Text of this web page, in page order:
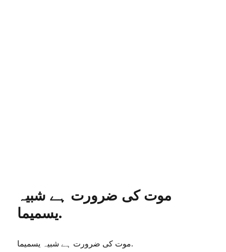
موت کی ضرورت ہے شبیہ
یسمیما.
موت کی ضرورت ہے شبیہ یسمیما.